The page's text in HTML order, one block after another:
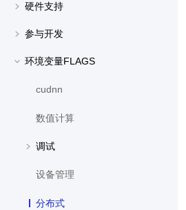
硬件支持
参与开发
环境变量FLAGS
cudnn
数值计算
调试
设备管理
分布式